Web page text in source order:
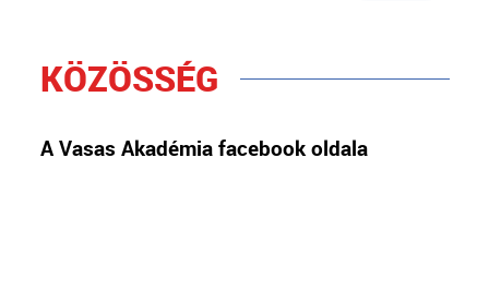
KÖZÖSSÉG
A Vasas Akadémia facebook oldala